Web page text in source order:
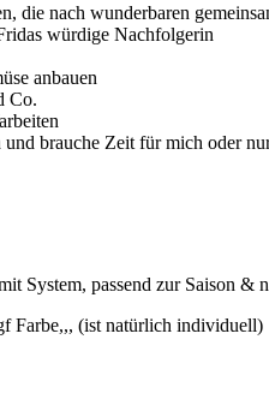
die nach wunderbaren
würdige Nachfolgerin
anbauen
Co.
brauche Zeit für mich oder
System, passend zur Saison &
Farbe,,, (ist natürlich individuell)